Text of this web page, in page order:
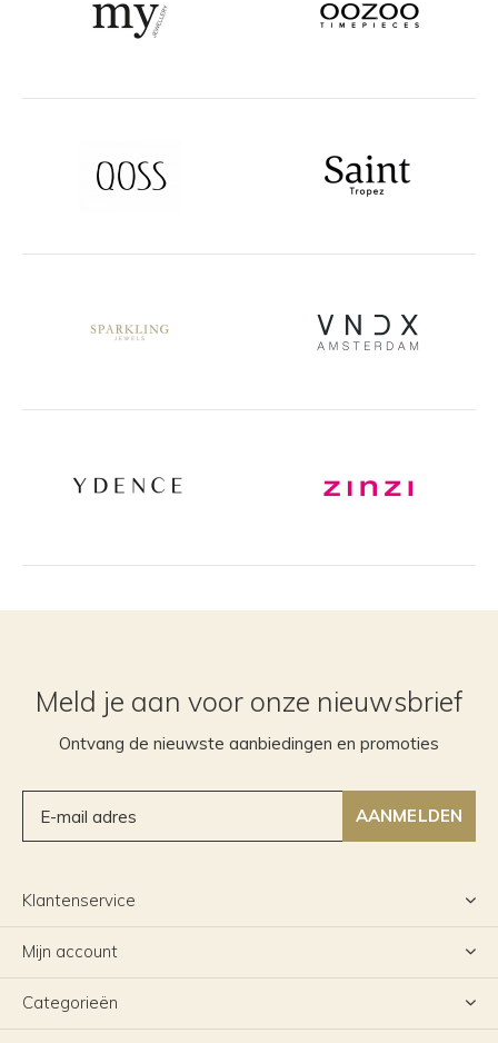
Meld je aan voor onze nieuwsbrief
Ontvang de nieuwste aanbiedingen en promoties
AANMELDEN
Klantenservice
Mijn account
Categorieën